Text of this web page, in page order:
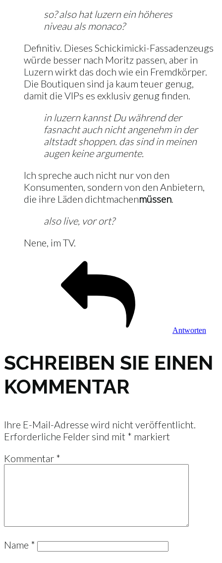
so? also hat luzern ein höheres
niveau als monaco?
Definitiv. Dieses Schickimicki-Fassadenzeugs
würde besser nach Moritz passen, aber in
Luzern wirkt das doch wie ein Fremdkörper.
Die Boutiquen sind ja kaum teuer genug,
damit die VIPs es exklusiv genug finden.
in luzern kannst Du während der
fasnacht auch nicht angenehm in der
altstadt shoppen. das sind in meinen
augen keine argumente.
Ich spreche auch nicht nur von den
Konsumenten, sondern von den Anbietern,
die ihre Läden dichtmachenmüssen
also live, vor ort?
Nene, im TV.
Antworten
SCHREIBEN SIE EINEN
KOMMENTAR
Ihre E-Mail-Adresse wird nicht veröffentlicht.
Erforderliche Felder sind mit * markiert
Kommentar *
Name *